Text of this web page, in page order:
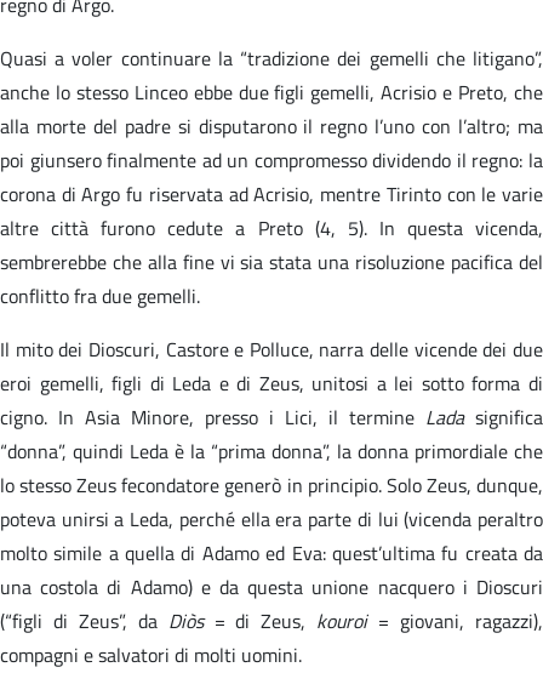
Quasi a voler continuare la “tradizione dei gemelli che litigano”,
anche lo stesso Linceo ebbe due figli gemelli, Acrisio e Preto, che
alla morte del padre si disputarono il regno l’uno con l’altro; ma
poi giunsero finalmente ad un compromesso dividendo il regno: la
corona di Argo fu riservata ad Acrisio, mentre Tirinto con le varie
altre città furono cedute a Preto (4, 5). In questa vicenda,
sembrerebbe che alla fine vi sia stata una risoluzione pacifica del
conflitto fra due gemelli.
Il mito dei Dioscuri, Castore e Polluce, narra delle vicende dei due
eroi gemelli, figli di Leda e di Zeus, unitosi a lei sotto forma di
cigno. In Asia Minore, presso i Lici, il termine Lada significa
“donna”, quindi Leda è la “prima donna”, la donna primordiale che
lo stesso Zeus fecondatore generò in principio. Solo Zeus, dunque,
poteva unirsi a Leda, perché ella era parte di lui (vicenda peraltro
molto simile a quella di Adamo ed Eva: quest’ultima fu creata da
una costola di Adamo) e da questa unione nacquero i Dioscuri
(“figli di Zeus”, da Diòs = di Zeus, kouroi = giovani, ragazzi),
compagni e salvatori di molti uomini.